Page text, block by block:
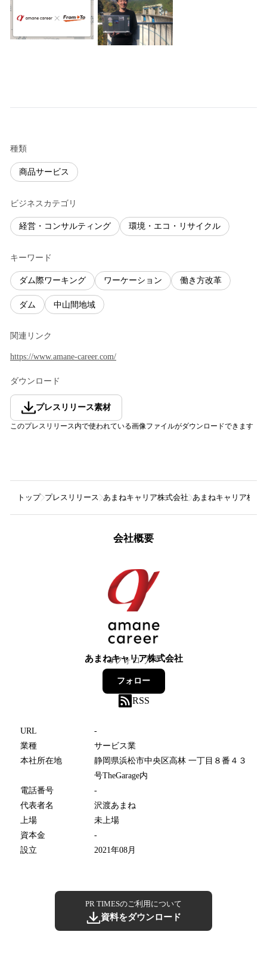
種類
商品サービス
ビジネスカテゴリ
経営・コンサルティング 環境・エコ・リサイクル
キーワード
ダム際ワーキング ワーケーション 働き方改革
ダム 中山間地域
関連リンク
https://www.amane-career.com/
ダウンロード
プレスリリース素材
このプレスリリース内で使われている画像ファイルがダウンロードできます
トップ プレスリリース あまねキャリア株式会社 あまねキャリア株式
会社概要
あまねキャリア株式会社
3フォロワー
フォロー
RSS
URL
-
業種
サービス業
本社所在地
静岡県浜松市中央区高林 一丁目８番４３
号TheGarage内
電話番号
-
代表者名
沢渡あまね
上場
未上場
資本金
-
設立
2021年08月
PR TIMESのご利用について
資料をダウンロード